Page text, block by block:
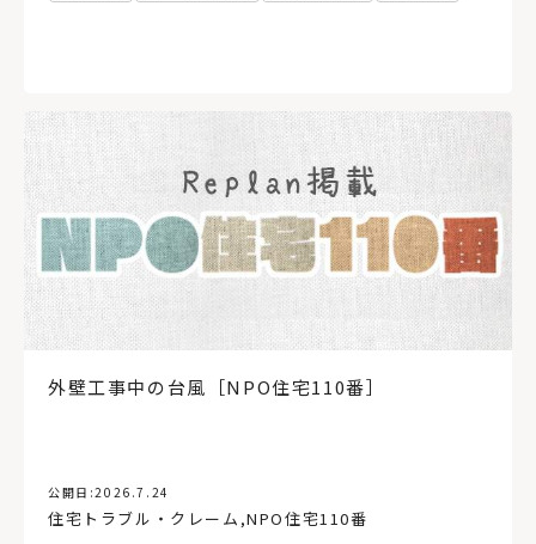
外壁工事中の台風［NPO住宅110番］
公開日:2026.7.24
住宅トラブル・クレーム ,NPO住宅110番